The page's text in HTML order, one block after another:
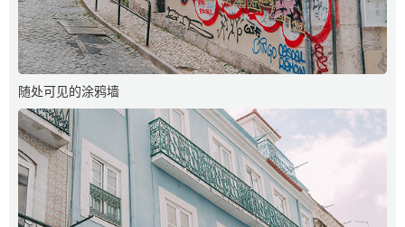
随处可见的涂鸦墙